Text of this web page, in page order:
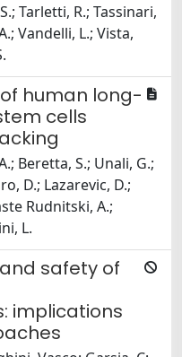
Tarletti, R.; Tassinari,
Vandelli, L.; Vista,
human long-
cells
Beretta, S.; Unali, G.;
D.; Lazarevic, D.;
Rudnitski, A.;
L.
safety of
implications